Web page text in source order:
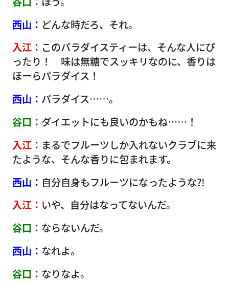
西山： どんな時だろ、それ。
入江： このパラダイスティーは、そんな人にぴ
ったり！ 味は無糖でスッキリなのに、香りは
ほーらパラダイス！
西山： パラダイス……。
谷口： ダイエットにも良いのかもね……！
入江： まるでフルーツしか入れないクラブに来
たような、そんな香りに包まれます。
西山： 自分自身もフルーツになったような?!
入江： いや、自分はなってないんだ。
谷口： ならないんだ。
西山： なれよ。
谷口： なりなよ。